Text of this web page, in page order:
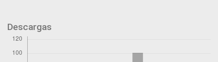
Descargas